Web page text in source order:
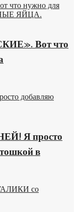
что нужно для
ЯЙЦА.
Вот что
добавляю
Я просто
в
со